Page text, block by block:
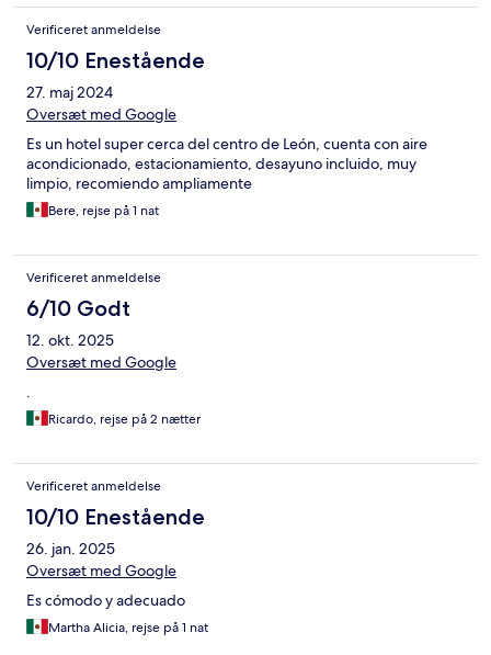
Verificeret anmeldelse
10/10 Enestående
27. maj 2024
Oversæt med Google
Es un hotel super cerca del centro de León, cuenta con aire
acondicionado, estacionamiento, desayuno incluido, muy
limpio, recomiendo ampliamente
Bere, rejse på 1 nat
Verificeret anmeldelse
6/10 Godt
12. okt. 2025
Oversæt med Google
.
Ricardo, rejse på 2 nætter
Verificeret anmeldelse
10/10 Enestående
26. jan. 2025
Oversæt med Google
Es cómodo y adecuado
Martha Alicia, rejse på 1 nat